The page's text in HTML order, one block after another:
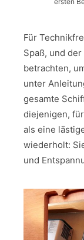
Für
Spaß, und
betrachten,
unter
gesamte
diejenigen,
als eine
wiederholt:
und